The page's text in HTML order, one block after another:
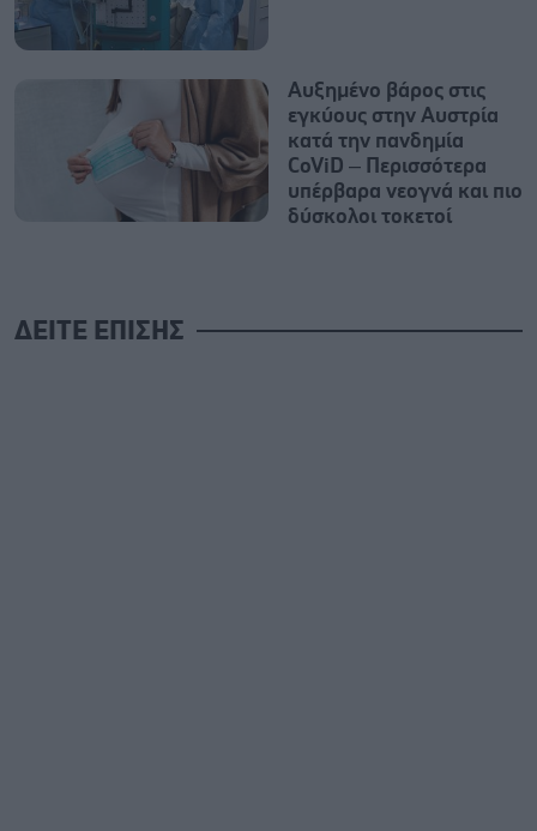
Αυξημένο βάρος στις
εγκύους στην Αυστρία
κατά την πανδημία
CoViD – Περισσότερα
υπέρβαρα νεογνά και πιο
δύσκολoι τοκετοί
ΔΕΙΤΕ ΕΠΙΣΗΣ